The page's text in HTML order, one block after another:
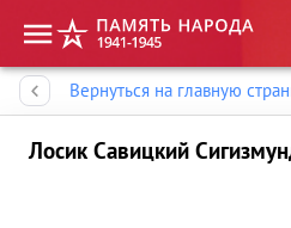
Вернуться на главную
Лосик Савицкий
Память народа